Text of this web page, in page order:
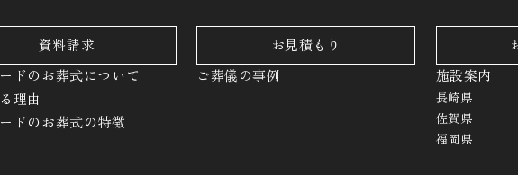
資料請求 お見積もり
ドのお葬式について
理由
ドのお葬式の特徴
ご葬儀の事例 施設案内
長崎県
佐賀県
福岡県